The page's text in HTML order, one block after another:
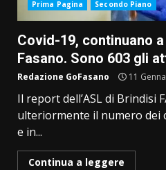
Prima Pagina Secondo Piano
Covid-19, continuano
Fasano. Sono 603 gli
Redazione GoFasano 11
Il report dell’ASL di Brindisi
ulteriormente il numero dei
e in...
Continua a leggere